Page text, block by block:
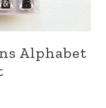
Alphabet